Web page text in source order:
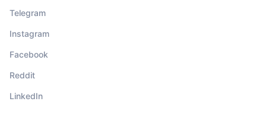
Telegram
Instagram
Facebook
Reddit
LinkedIn